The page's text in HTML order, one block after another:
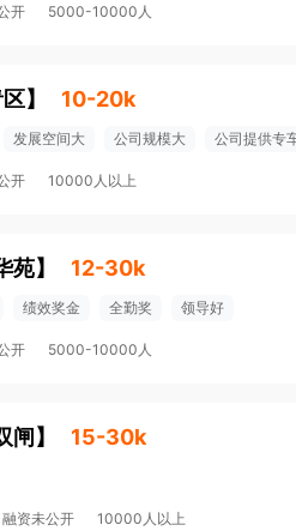
开 5000-10000人
】 10-20k
发展空间大 公司规模大 公司提供专
开 10000人以上
苑】 12-30k
绩效奖金 全勤奖 领导好
开 5000-10000人
闸 】 15-30k
融资未公开 10000人以上